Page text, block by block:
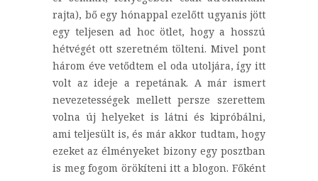
rajta), bő egy hónappal ezelőtt ugyanis jött
egy teljesen ad hoc ötlet, hogy a hosszú
hétvégét ott szeretném tölteni. Mivel pont
három éve vetődtem el oda utoljára, így itt
volt az ideje a repetának. A már ismert
nevezetességek mellett persze szerettem
volna új helyeket is látni és kipróbálni,
ami teljesült is, és már akkor tudtam, hogy
ezeket az élményeket bizony egy posztban
is meg fogom örökíteni itt a blogon. Főként